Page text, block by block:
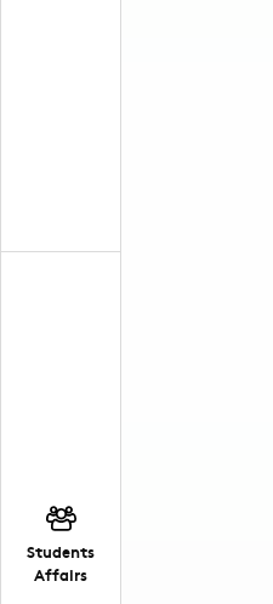
Students
Affairs